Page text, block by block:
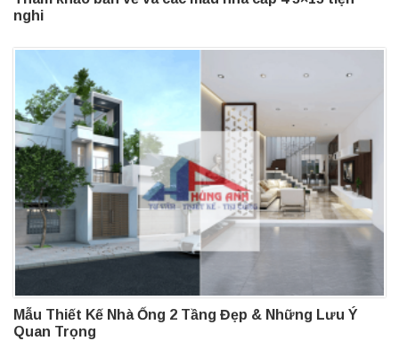
nghi
Mẫu Thiết Kế Nhà Ống 2 Tầng Đẹp & Những Lưu Ý
Quan Trọng